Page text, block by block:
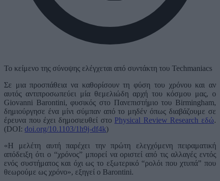
Το κείμενο της σύνοψης ελέγχεται από συντάκτη του Techmaniacs
Σε μια προσπάθεια να καθορίσουν τη φύση του χρόνου και αν
αυτός αντιπροσωπεύει μία θεμελιώδη αρχή του κόσμου μας, ο
Giovanni Barontini, φυσικός στο Πανεπιστήμιο του Birmingham,
δημιούργησε ένα μίνι σύμπαν από το μηδέν όπως διαβάζουμε σε
έρευνα που έχει δημοσιευθεί στο Physical Review Research εδώ.
(DOI: doi.org/10.1103/1h9j-df4k)
«Η μελέτη αυτή παρέχει την πρώτη ελεγχόμενη πειραματική
απόδειξη ότι ο “χρόνος” μπορεί να οριστεί από τις αλλαγές εντός
ενός συστήματος και όχι ως το εξωτερικό “ρολόι που χτυπά” που
θεωρούμε ως χρόνο», εξηγεί ο Barontini.